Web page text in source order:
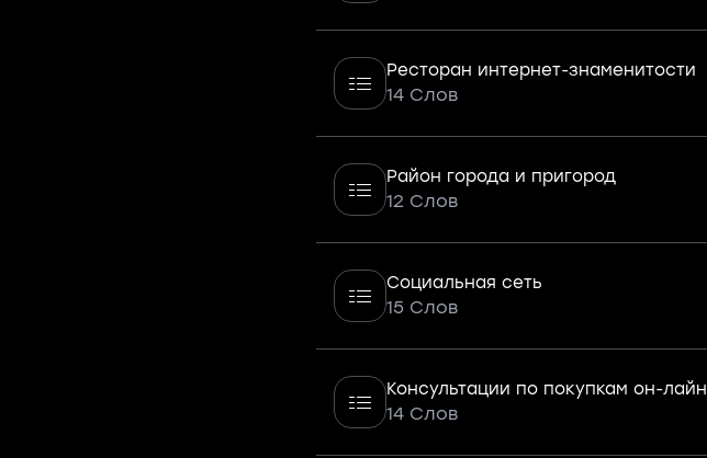
Ресторан интернет-знаменитости
14 Слов
Район города и пригород
12 Слов
Социальная сеть
15 Слов
Консультации по покупкам он-лайн
14 Слов